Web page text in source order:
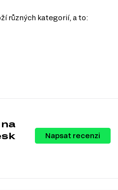
různých kategorií, a to:
Napsat recenzi